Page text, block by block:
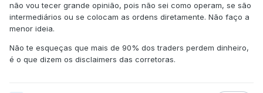
não vou tecer grande opinião, pois não sei como operam, se são
intermediários ou se colocam as ordens diretamente. Não faço a
menor ideia.
Não te esqueças que mais de 90% dos traders perdem dinheiro,
é o que dizem os disclaimers das corretoras.